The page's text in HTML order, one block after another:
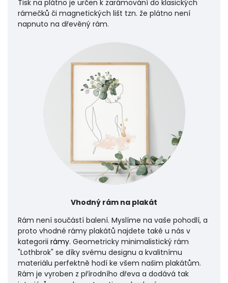
Tisk na plátno je určen k zarámování do klasických
rámečků či magnetických lišt tzn. že plátno není
napnuto na dřevěný rám.
Vhodný rám na plakát
Rám není součástí balení. Myslíme na vaše pohodlí, a
proto vhodné rámy plakátů najdete také u nás v
kategorii rámy. Geometricky minimalistický rám
"Lothbrok" se díky svému designu a kvalitnímu
materiálu perfektně hodí ke všem našim plakátům.
Rám je vyroben z přírodního dřeva a dodává tak